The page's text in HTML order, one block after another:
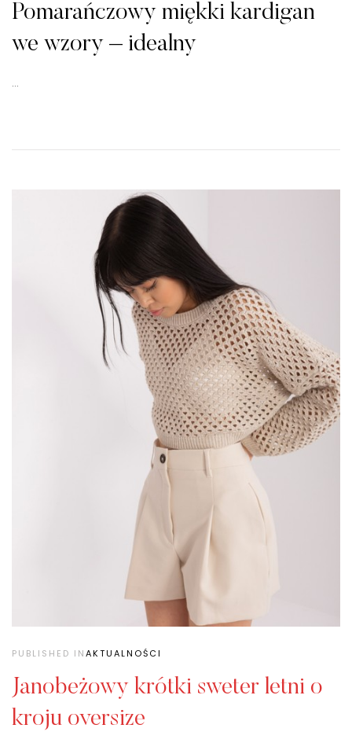
Pomarańczowy miękki kardigan
we wzory – idealny
…
PUBLISHED INAKTUALNOŚCI
Janobeżowy krótki sweter letni o
kroju oversize